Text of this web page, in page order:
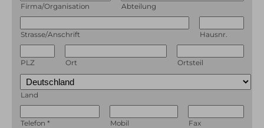
Firma/Organisation Abteilung
Strasse/Anschrift Hausnr.
PLZ Ort Ortsteil
Land
Telefon * Mobil Fax